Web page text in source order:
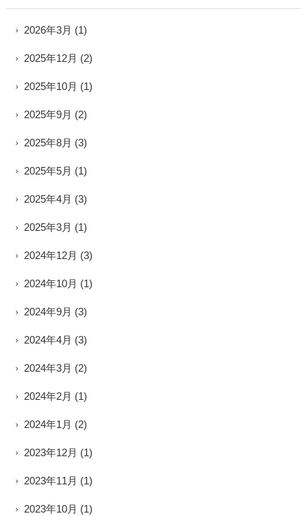
2026年3月 (1)
2025年12月 (2)
2025年10月 (1)
2025年9月 (2)
2025年8月 (3)
2025年5月 (1)
2025年4月 (3)
2025年3月 (1)
2024年12月 (3)
2024年10月 (1)
2024年9月 (3)
2024年4月 (3)
2024年3月 (2)
2024年2月 (1)
2024年1月 (2)
2023年12月 (1)
2023年11月 (1)
2023年10月 (1)